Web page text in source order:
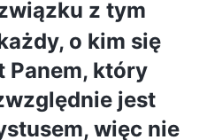
z tym
o kim się
Panem, który
jest
więc nie